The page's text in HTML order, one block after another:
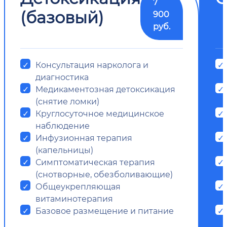
(базовый)
900
руб.
Консультация нарколога и
диагностика
Медикаментозная детоксикация
(снятие ломки)
Круглосуточное медицинское
наблюдение
Инфузионная терапия
(капельницы)
Симптоматическая терапия
(снотворные, обезболивающие)
Общеукрепляющая
витаминотерапия
Базовое размещение и питание